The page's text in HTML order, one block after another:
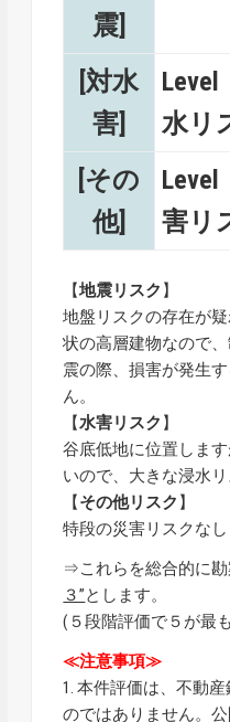
震]
[対水
害]
水リ
[その
他]
害リ
【地震リスク 】
地盤リスクの存在が
状の高層建物なので
震の際、損害が発生
ん。
【水害リスク 】
谷底低地に位置しま
いので、大きな浸水
【その他リスク 】
特段の災害リスクなし
⇒これらを総合的に勘
３”とします。
(５段階評価で５が最
≪注意事項≫
1. 本件評価は、不動
のではありません。